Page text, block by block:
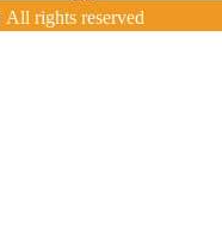
rights reserved